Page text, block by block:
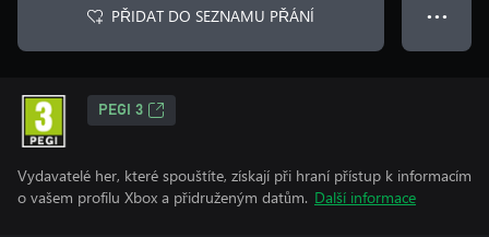
PŘIDAT DO SEZNAMU PŘÁNÍ ● ● ●
PEGI 3
Vydavatelé her, které spouštíte, získají při hraní přístup k informacím
o vašem profilu Xbox a přidruženým datům. Další informace